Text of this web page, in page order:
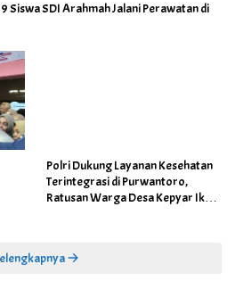
Siswa SDI Arahmah Jalani Perawatan di
Polri Dukung Layanan Kesehatan
Terintegrasi di Purwantoro,
Ratusan Warga Desa Kepyar Ikuti